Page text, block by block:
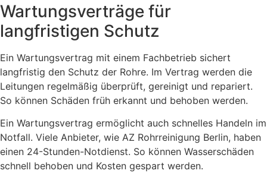
Wartungsverträge für
langfristigen Schutz
Ein Wartungsvertrag mit einem Fachbetrieb sichert
langfristig den Schutz der Rohre. Im Vertrag werden die
Leitungen regelmäßig überprüft, gereinigt und repariert.
So können Schäden früh erkannt und behoben werden.
Ein Wartungsvertrag ermöglicht auch schnelles Handeln im
Notfall. Viele Anbieter, wie AZ Rohrreinigung Berlin, haben
einen 24-Stunden-Notdienst. So können Wasserschäden
schnell behoben und Kosten gespart werden.